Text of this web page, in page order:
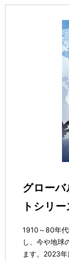
グロー
トシリ
1910～80年
し、今や地球
ます。2023